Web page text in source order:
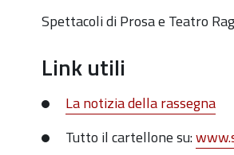
a-
di-
maicol-
mirco-
2-
Spettacoli di Prosa e Teatro
Link utili
La notizia della rassegna
Tutto il cartellone su: